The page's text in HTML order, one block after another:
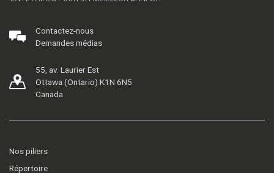
Contactez-nous
Demandes médias
55, av. Laurier Est
Ottawa (Ontario) K1N 6N5
Canada
Nos piliers
Répertoire